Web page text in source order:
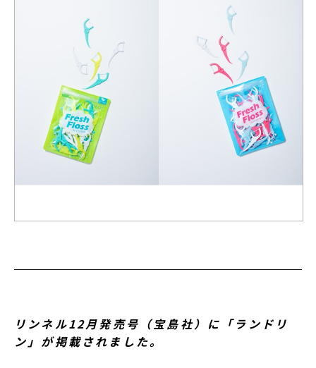
リンネル12月発売号（宝島社）に「ランドリ
ン」が掲載されました。